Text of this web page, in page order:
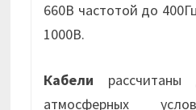
660В частотой до
1000В.
Кабели
атмосферных